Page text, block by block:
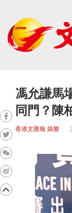
馮允謙馬
同門？陳
香港文匯報 娛樂